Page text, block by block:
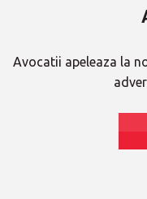
Avocatii apeleaza la